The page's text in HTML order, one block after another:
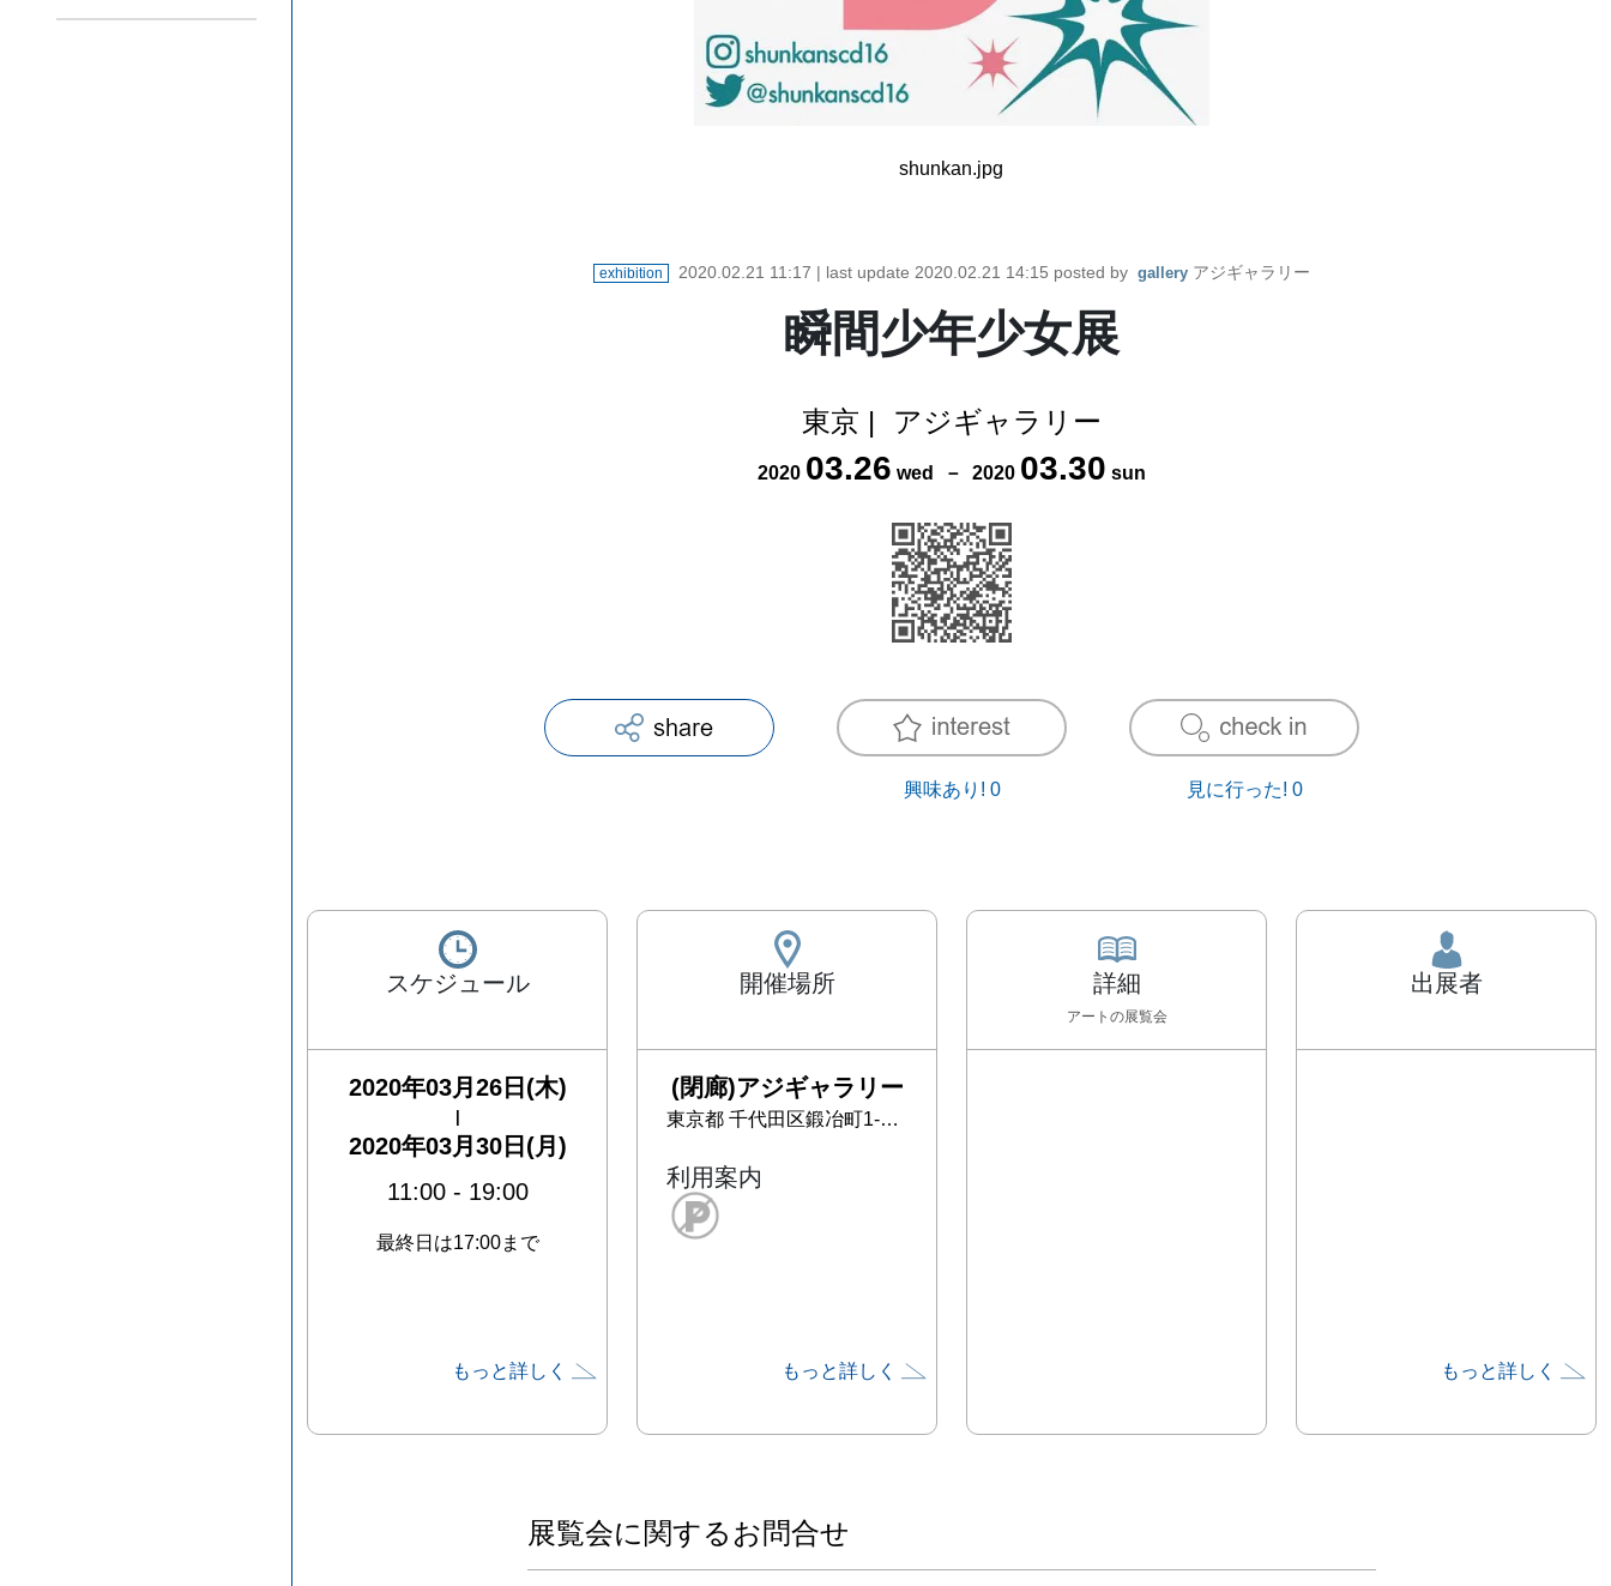
shunkan.jpg
exhibition 2020.02.21 11:17 | last update 2020.02.21 14:15 posted by gallery アジギャラリー
瞬間少年少女展
東京 | アジギャラリー
2020 03.26 wed － 2020 03.30 sun
興味あり! 0 見に行った! 0
スケジュール
2020年03月26日(木)
2020年03月30日(月)
11:00- 19:00
最終日は17:00まで
もっと詳しく
開催場所
(閉廊)アジギャラリー
東京都 千代田区鍛冶町1-5-1 今本ビル3F
利用案内
もっと詳しく
詳細
アート の展覧会
出展者
もっと詳しく
展覧会に関するお問合せ